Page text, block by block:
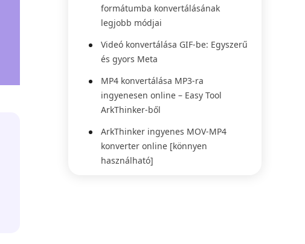
formátumba konvertálásának
legjobb módjai
Videó konvertálása GIF-be: Egyszerű
és gyors Meta
MP4 konvertálása MP3-ra
ingyenesen online – Easy Tool
ArkThinker-ből
ArkThinker ingyenes MOV-MP4
konverter online [könnyen
használható]